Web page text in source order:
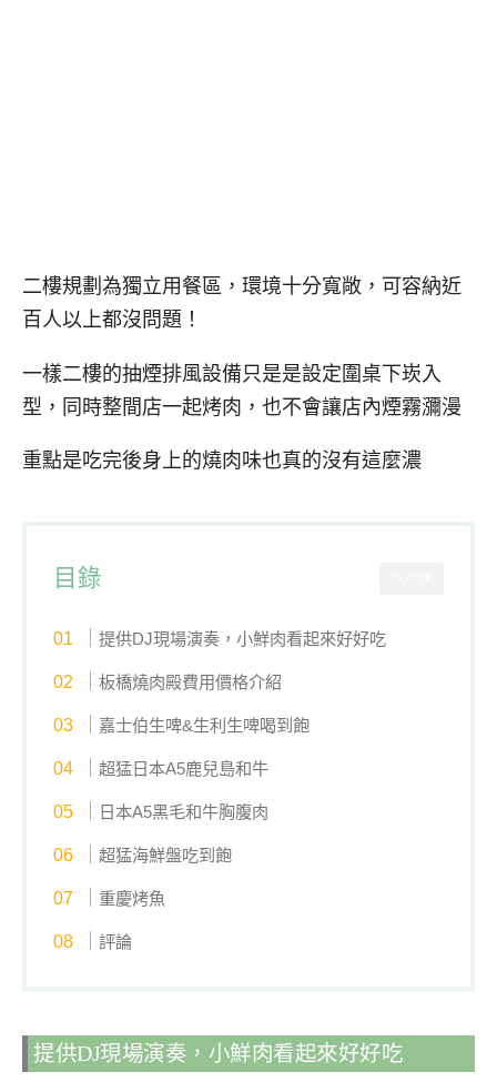
二樓規劃為獨立用餐區，環境十分寬敞，可容納近
百人以上都沒問題！
一樣二樓的抽煙排風設備只是是設定圍桌下崁入
型，同時整間店一起烤肉，也不會讓店內煙霧瀰漫
重點是吃完後身上的燒肉味也真的沒有這麼濃
目錄
提供DJ現場演奏，小鮮肉看起來好好吃
板橋燒肉殿費用價格介紹
嘉士伯生啤&生利生啤喝到飽
超猛日本A5鹿兒島和牛
日本A5黑毛和牛胸腹肉
超猛海鮮盤吃到飽
重慶烤魚
評論
提供DJ現場演奏，小鮮肉看起來好好吃